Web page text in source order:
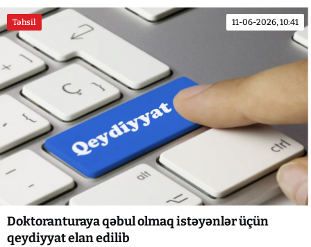
Təhsil 11-06-2026, 10:41
Doktoranturaya qəbul olmaq istəyənlər üçün
qeydiyyat elan edilib